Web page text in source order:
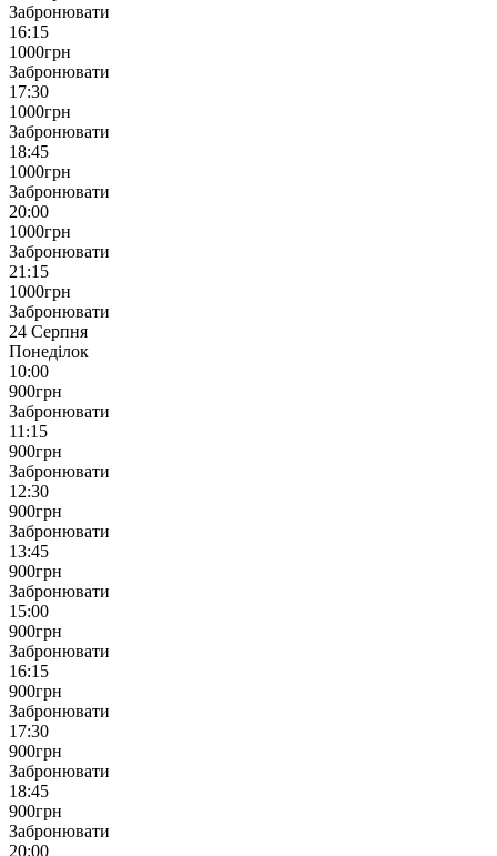
Забронювати
16:15
1000грн
Забронювати
17:30
1000грн
Забронювати
18:45
1000грн
Забронювати
20:00
1000грн
Забронювати
21:15
1000грн
Забронювати
24 Серпня
Понеділок
10:00
900грн
Забронювати
11:15
900грн
Забронювати
12:30
900грн
Забронювати
13:45
900грн
Забронювати
15:00
900грн
Забронювати
16:15
900грн
Забронювати
17:30
900грн
Забронювати
18:45
900грн
Забронювати
20:00